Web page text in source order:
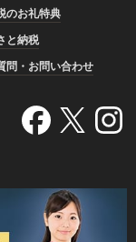
のお礼特典
と納税
問・お問い合わせ